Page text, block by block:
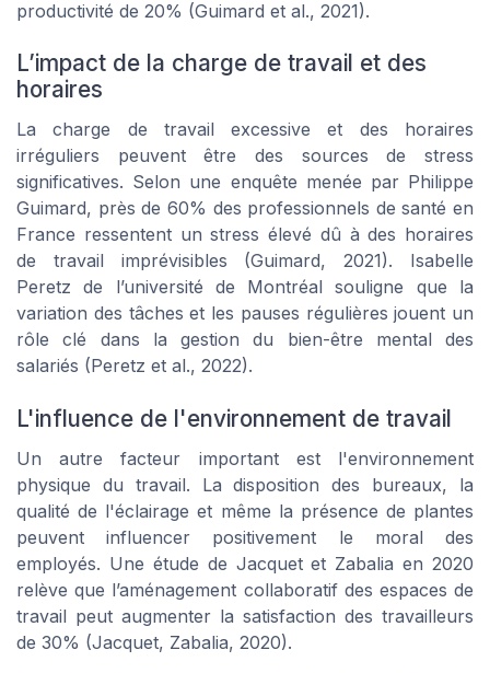
productivité de 20% (Guimard et al., 2021).
L’impact de la charge de travail et des
horaires
La charge de travail excessive et des horaires
irréguliers peuvent être des sources de stress
significatives. Selon une enquête menée par Philippe
Guimard, près de 60% des professionnels de santé en
France ressentent un stress élevé dû à des horaires
de travail imprévisibles (Guimard, 2021). Isabelle
Peretz de l’université de Montréal souligne que la
variation des tâches et les pauses régulières jouent un
rôle clé dans la gestion du bien-être mental des
salariés (Peretz et al., 2022).
L'influence de l'environnement de travail
Un autre facteur important est l'environnement
physique du travail. La disposition des bureaux, la
qualité de l'éclairage et même la présence de plantes
peuvent influencer positivement le moral des
employés. Une étude de Jacquet et Zabalia en 2020
relève que l’aménagement collaboratif des espaces de
travail peut augmenter la satisfaction des travailleurs
de 30% (Jacquet, Zabalia, 2020).